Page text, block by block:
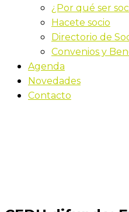
¿Por qué ser
Hacete socio
Directorio de
Convenios y
Agenda
Novedades
Contacto